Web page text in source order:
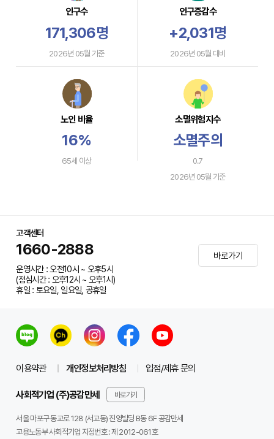
인구수
171,306명
2026년 05월 기준
인구증감수
+2,031명
2026년 05월 대비
노인 비율
16%
65세 이상
소멸위험지수
소멸주의
0.7
2026년 05월 기준
고객센터
1660-2888
운영시간 : 오전10시 ~ 오후5시
(점심시간 : 오후12시 ~ 오후1시)
휴일 : 토요일, 일요일, 공휴일
바로가기
이용약관 개인정보처리방침 입점/제휴 문의
사회적기업 (주)공감만세 바로가기
서울 마포구 동교로 128 (서교동) 진영빌딩 B동 6F 공감만세
고용노동부 사회적기업 지정번호 : 제 2012-061호